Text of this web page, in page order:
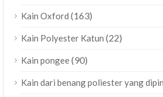
Kain Oxford (163)
Kain Polyester Katun (22)
Kain pongee(90)
Kain dari benang poliester yang